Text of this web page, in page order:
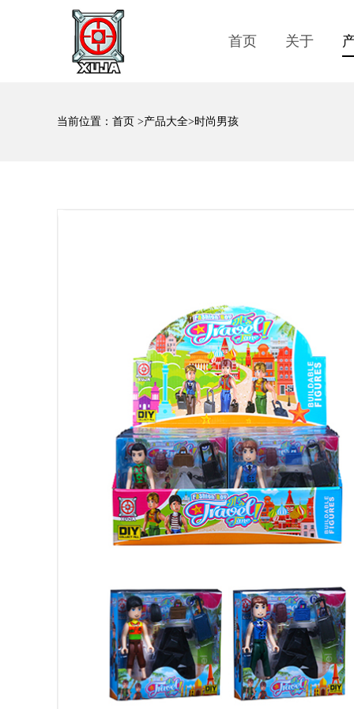
首页 关于
当前位置： 首页 >产品大全>时尚男孩